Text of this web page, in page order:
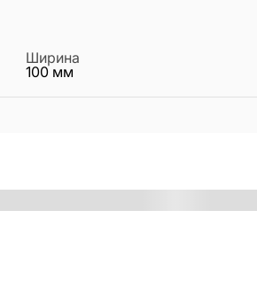
Ширина
100 мм